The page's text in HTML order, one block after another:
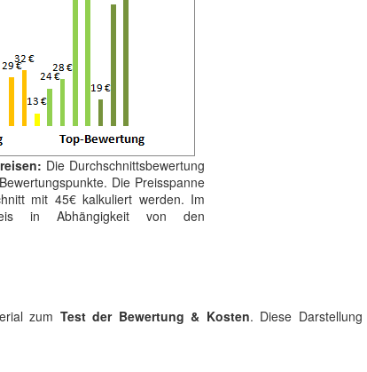
Die Durchschnittsbewertung
Die Preisspanne
mit 45€ kalkuliert werden. Im
in Abhängigkeit von den
zum Test der Bewertung & Kosten. Diese Darstellung